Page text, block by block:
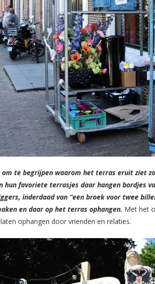
om te begrijpen waarom het terras eruit ziet
hun favoriete terrasjes daar hangen bordjes
inderdaad van “een broek voor twee
en daar op het terras ophangen. Met het
ophangen door vrienden en relaties.